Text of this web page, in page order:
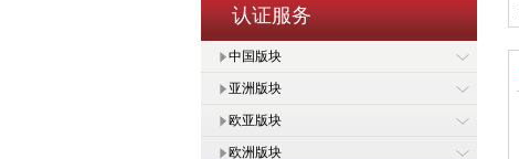
认证服务
中国版块
亚洲版块
欧亚版块
欧洲版块